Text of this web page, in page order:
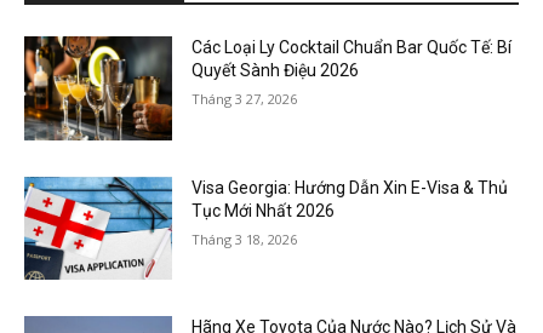
Các Loại Ly Cocktail Chuẩn Bar Quốc Tế: Bí
Quyết Sành Điệu 2026
Tháng 3 27, 2026
Visa Georgia: Hướng Dẫn Xin E-Visa & Thủ
Tục Mới Nhất 2026
Tháng 3 18, 2026
Hãng Xe Toyota Của Nước Nào? Lịch Sử Và